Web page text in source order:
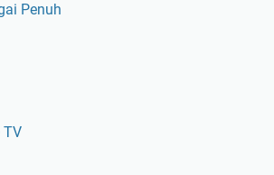
Penuh
TV